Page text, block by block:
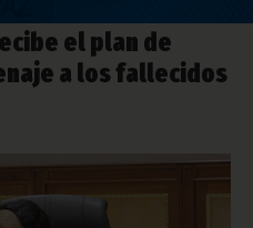
el plan de
a los fallecidos